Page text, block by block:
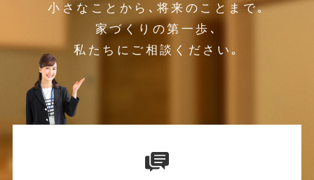
小さなことから､将来のことまで｡
家づくりの第一歩､
私たちにご相談ください｡